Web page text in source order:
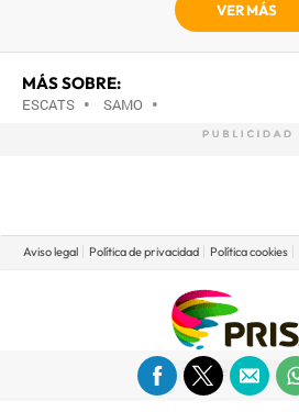
VER MÁS
MÁS SOBRE:
ESCATS • SAMO •
Aviso legal Política de privacidad Política cookies